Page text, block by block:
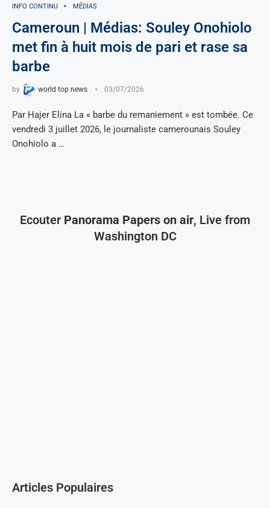
INFO CONTINU MÉDIAS
Cameroun | Médias: Souley Onohiolo
met fin à huit mois de pari et rase sa
barbe
by world top news 03/07/2026
Par Hajer Elina La « barbe du remaniement » est tombée. Ce
vendredi 3 juillet 2026, le journaliste camerounais Souley
Onohiolo a …
Ecouter Panorama Papers on air, Live from
Washington DC
Articles Populaires